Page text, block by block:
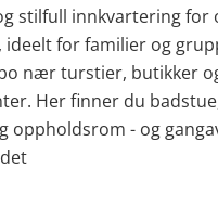
stilfull innkvarteringfor
ideelt for familier og
nær turstier, butikker
. Her finner du
oppholdsrom - og